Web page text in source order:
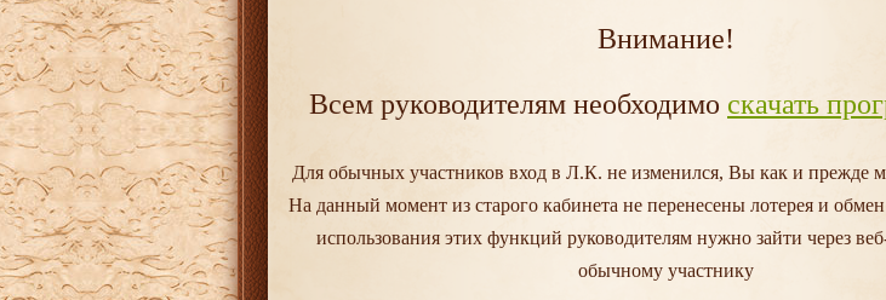
Внимание!
Всем руководителям необходимо скачать
Для обычных участников вход в Л.К. не изменился, Вы как и прежде
На данный момент из старого кабинета не перенесены лотерея и
использования этих функций руководителям нужно зайти через
обычному участнику